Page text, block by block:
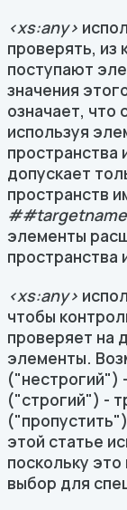
<xs:any>
проверять, из
поступают
значения
означает, что
используя
пространства
допускает
пространств
элементы
пространства
<xs:any>
чтобы
проверяет на
элементы.
("нестрогий")
("строгий") -
этой статье
поскольку
выбор для